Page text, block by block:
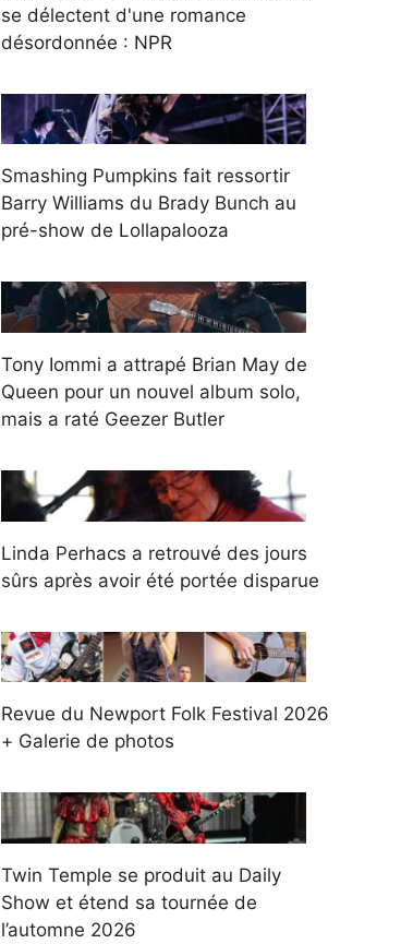
se délectent d'une romance
désordonnée : NPR
Smashing Pumpkins fait ressortir
Barry Williams du Brady Bunch au
pré-show de Lollapalooza
Tony Iommi a attrapé Brian May de
Queen pour un nouvel album solo,
mais a raté Geezer Butler
Linda Perhacs a retrouvé des jours
sûrs après avoir été portée disparue
Revue du Newport Folk Festival 2026
+ Galerie de photos
Twin Temple se produit au Daily
Show et étend sa tournée de
l’automne 2026